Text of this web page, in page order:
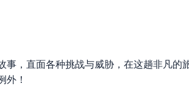
，直面各种挑战与威胁，在这趟非凡的
外！